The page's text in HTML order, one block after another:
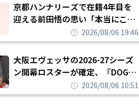
京都ハンナリーズで在籍4年目を
迎える前田悟の思い「本当にこの
チームで勝ちたい、負けたまま舐
められたまま終わりたくない」
2026/08/06 19:46
大阪エヴェッサの2026-27シーズ
ン開幕ロスターが確定、『DOG
FIGHT』のチームカルチャーを推
し進めて結果を求めるシーズンへ
2026/08/06 10:51